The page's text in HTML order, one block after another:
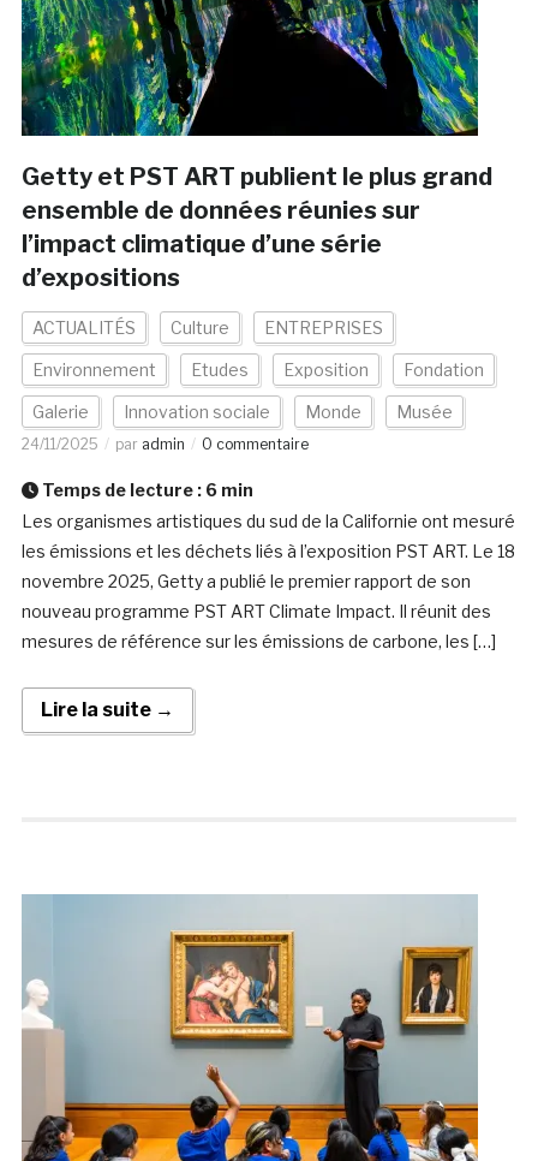
Getty et PST ART publient le plus grand
ensemble de données réunies sur
l’impact climatique d’une série
d’expositions
ACTUALITÉS Culture ENTREPRISES
Environnement Etudes Exposition Fondation
Galerie Innovation sociale Monde Musée
24/11/2025 par admin 0 commentaire
Temps de lecture : 6 min
Les organismes artistiques du sud de la Californie ont mesuré
les émissions et les déchets liés à l’exposition PST ART. Le 18
novembre 2025, Getty a publié le premier rapport de son
nouveau programme PST ART Climate Impact. Il réunit des
mesures de référence sur les émissions de carbone, les […]
Lire la suite →